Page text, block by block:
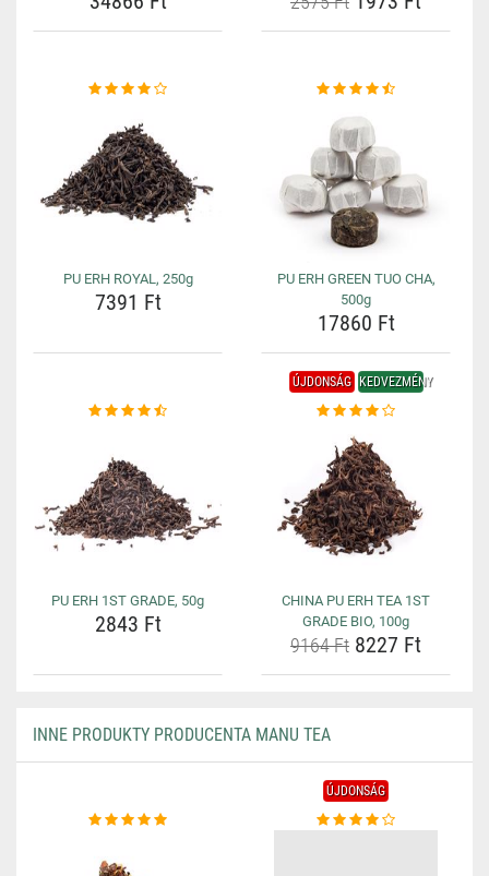
PU ERH ROYAL, 250g
7391 Ft
PU ERH GREEN TUO CHA,
500g
17860 Ft
PU ERH 1ST GRADE, 50g
2843 Ft
ÚJDONSÁG KEDVEZMÉNY
CHINA PU ERH TEA 1ST
GRADE BIO, 100g
9164 Ft 8227 Ft
INNE PRODUKTY PRODUCENTA MANU TEA
ÚJDONSÁG